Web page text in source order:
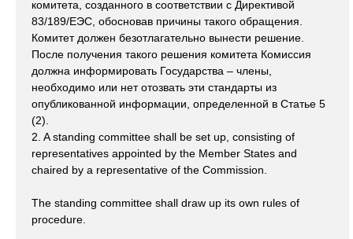
комитета, созданного в соответствии с Директивой
83/189/ЕЭС, обосновав причины такого обращения.
Комитет должен безотлагательно вынести решение.
После получения такого решения комитета Комиссия
должна информировать Государства – члены,
необходимо или нет отозвать эти стандарты из
опубликованной информации, определенной в Статье 5
(2).
2. A standing committee shall be set up, consisting of
representatives appointed by the Member States and
chaired by a representative of the Commission.
The standing committee shall draw up its own rules of
procedure.